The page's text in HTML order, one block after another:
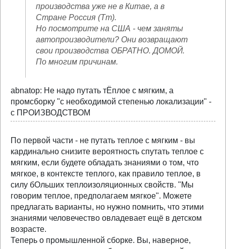
производства уже не в Китае, а в
Стране Россия (Tm).
Но посмотрите на США - чем заняты
автопроизводители? Они возвращают
свои производства ОБРАТНО. ДОМОЙ.
По многим причинам.
abnatop: Не надо путать тЁплое с мягким, а
промсборку "с необходимой степенью локализации" -
с ПРОИЗВОДСТВОМ
По первой части - не путать теплое с мягким - вы
кардинально снизите вероятность спутать теплое с
мягким, если будете обладать знаниями о том, что
мягкое, в контексте теплого, как правило теплое, в
силу бОльших теплоизоляционных свойств. "Мы
говорим теплое, предполагаем мягкое". Можете
предлагать варианты, но нужно помнить, что этими
знаниями человечество овладевает ещё в детском
возрасте.
Теперь о промышленной сборке. Вы, наверное,